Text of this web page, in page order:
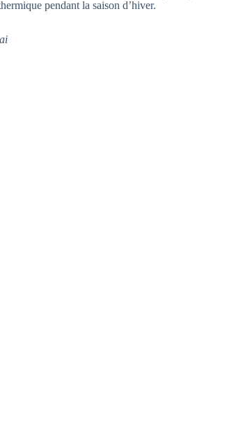
pendant la saison d’hiver.